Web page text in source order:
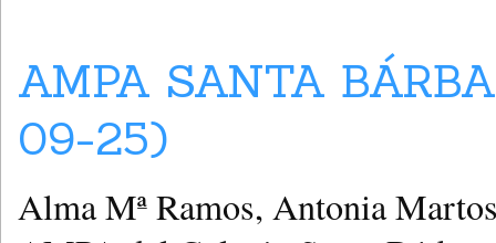
AMPA SANTA
09-25)
Alma Mª Ramos, Antonia